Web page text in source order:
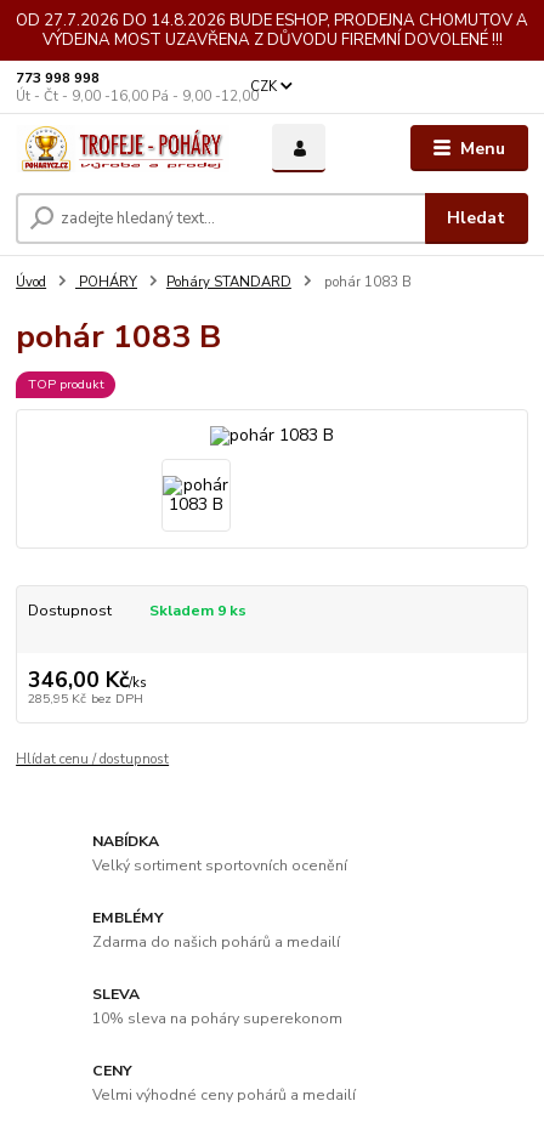
OD 27.7.2026 DO 14.8.2026 BUDE ESHOP, PRODEJNA CHOMUTOV A
VÝDEJNA MOST UZAVŘENA Z DŮVODU FIREMNÍ DOVOLENÉ !!!
Menu
CZK
Hledat
773 998 998
Út - Čt - 9,00 -16,00 Pá - 9,00 -12,00
Úvod POHÁRY Poháry STANDARD pohár 1083 B
pohár 1083 B
TOP produkt
Dostupnost Skladem 9 ks
346,00 Kč/ks
285,95 Kč bez DPH
Hlídat cenu / dostupnost
NABÍDKA
Velký sortiment sportovních ocenění
EMBLÉMY
Zdarma do našich pohárů a medailí
SLEVA
10% sleva na poháry superekonom
CENY
Velmi výhodné ceny pohárů a medailí